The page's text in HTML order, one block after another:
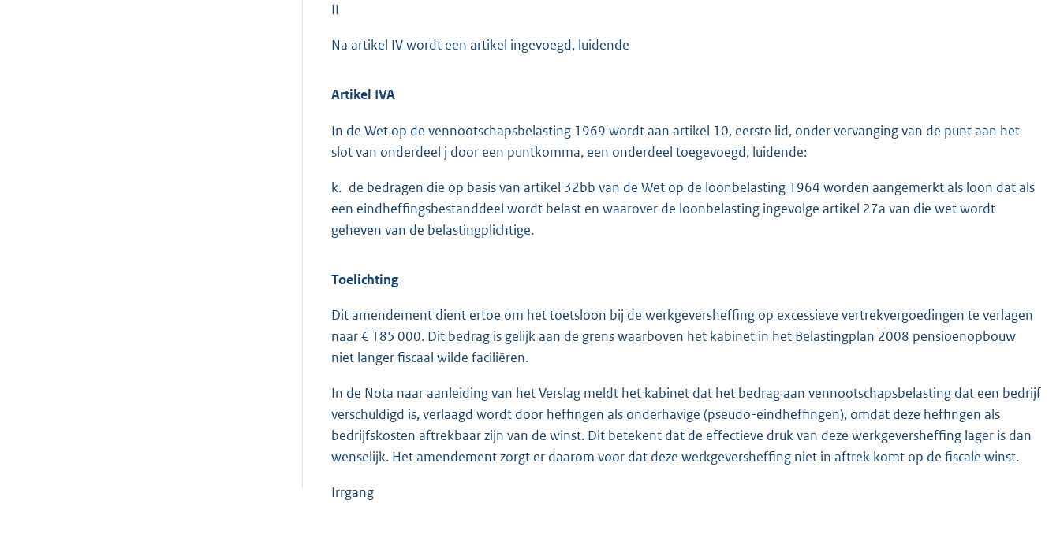
II
Na artikel IV wordt een artikel ingevoegd, luidende
Artikel IVA
In de Wet op de vennootschapsbelasting 1969 wordt aan artikel 10, eerste lid, onder vervanging van de punt aan het
slot van onderdeel j door een puntkomma, een onderdeel toegevoegd, luidende:
k. de bedragen die op basis van artikel 32bb van de Wet op de loonbelasting 1964 worden aangemerkt als loon dat als
een eindheffingsbestanddeel wordt belast en waarover de loonbelasting ingevolge artikel 27a van die wet wordt
geheven van de belastingplichtige.
Toelichting
Dit amendement dient ertoe om het toetsloon bij de werkgeversheffing op excessieve vertrekvergoedingen te verlagen
naar € 185 000. Dit bedrag is gelijk aan de grens waarboven het kabinet in het Belastingplan 2008 pensioenopbouw
niet langer fiscaal wilde faciliëren.
In de Nota naar aanleiding van het Verslag meldt het kabinet dat het bedrag aan vennootschapsbelasting dat een bedrijf
verschuldigd is, verlaagd wordt door heffingen als onderhavige (pseudo-eindheffingen), omdat deze heffingen als
bedrijfskosten aftrekbaar zijn van de winst. Dit betekent dat de effectieve druk van deze werkgeversheffing lager is dan
wenselijk. Het amendement zorgt er daarom voor dat deze werkgeversheffing niet in aftrek komt op de fiscale winst.
Irrgang